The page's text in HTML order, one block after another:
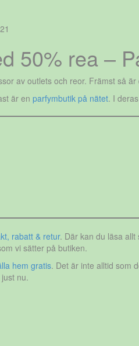
50% rea –
av outlets och reor. Främst så
är en parfymbutik på nätet. I
rabatt & retur. Där kan du läsa
vi sätter på butiken.
hem gratis. Det är inte alltid som
nu.